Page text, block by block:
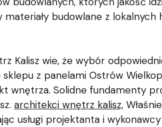
materiały budowlane z
Kalisz wie, że wybór
sklepu z panelami Ostrów
wnętrza. Solidne fundamenty
architekci wnętrz kalisz,
usługi projektanta i wykonawcy